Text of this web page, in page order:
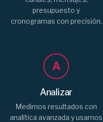
presupuesto y
cronogramas con precisión.
A
Analizar
Medimos resultados con
analítica avanzada y usamos